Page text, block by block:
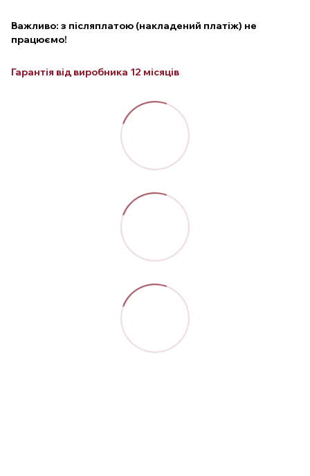
Важливо: з післяплатою (накладений платіж) не
працюємо!
Гарантія від виробника 12 місяців